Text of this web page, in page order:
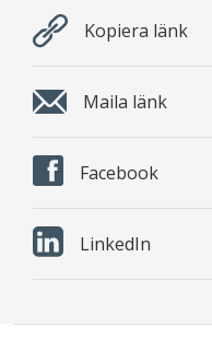
Kopiera länk
Maila länk
Facebook
LinkedIn